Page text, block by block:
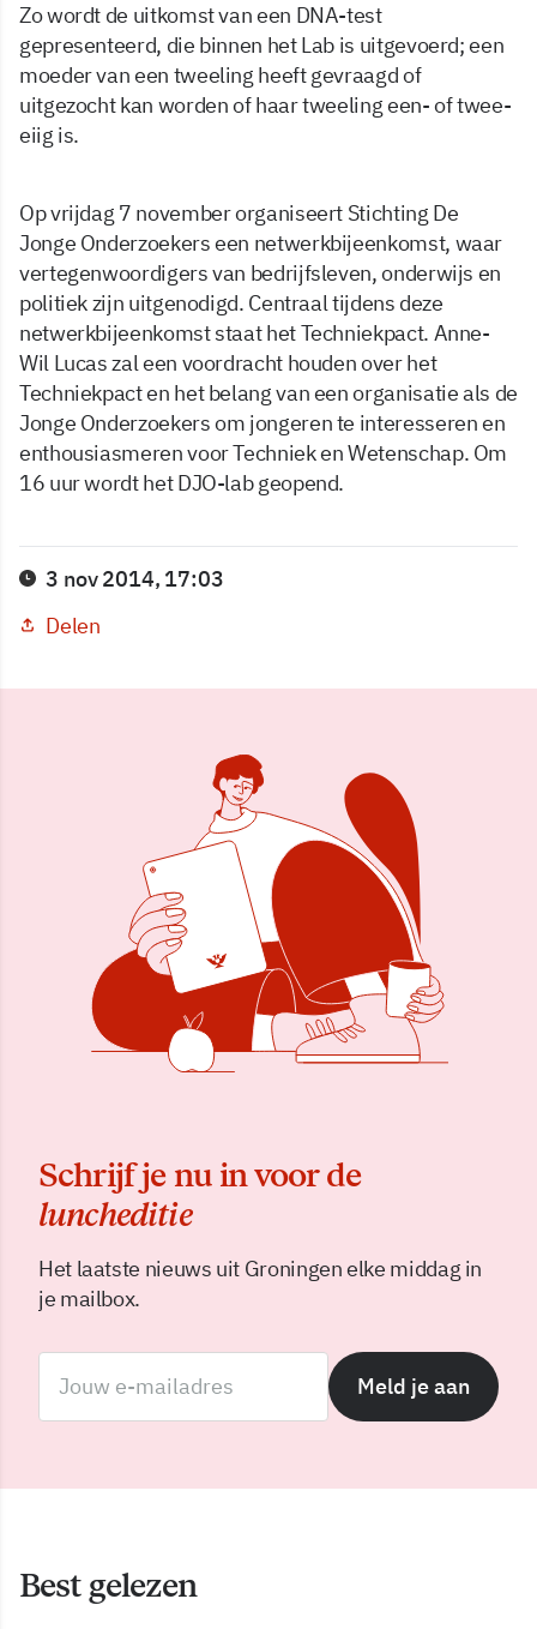
Zo wordt de uitkomst van een DNA-test
gepresenteerd, die binnen het Lab is uitgevoerd; een
moeder van een tweeling heeft gevraagd of
uitgezocht kan worden of haar tweeling een- of twee-
eiig is.
Op vrijdag 7 november organiseert Stichting De
Jonge Onderzoekers een netwerkbijeenkomst, waar
vertegenwoordigers van bedrijfsleven, onderwijs en
politiek zijn uitgenodigd. Centraal tijdens deze
netwerkbijeenkomst staat het Techniekpact. Anne-
Wil Lucas zal een voordracht houden over het
Techniekpact en het belang van een organisatie als de
Jonge Onderzoekers om jongeren te interesseren en
enthousiasmeren voor Techniek en Wetenschap. Om
16 uur wordt het DJO-lab geopend.
3 nov 2014, 17:03
Delen
Schrijf je nu in voor de
luncheditie
Het laatste nieuws uit Groningen elke middag in
je mailbox.
Meld je aan
Best gelezen